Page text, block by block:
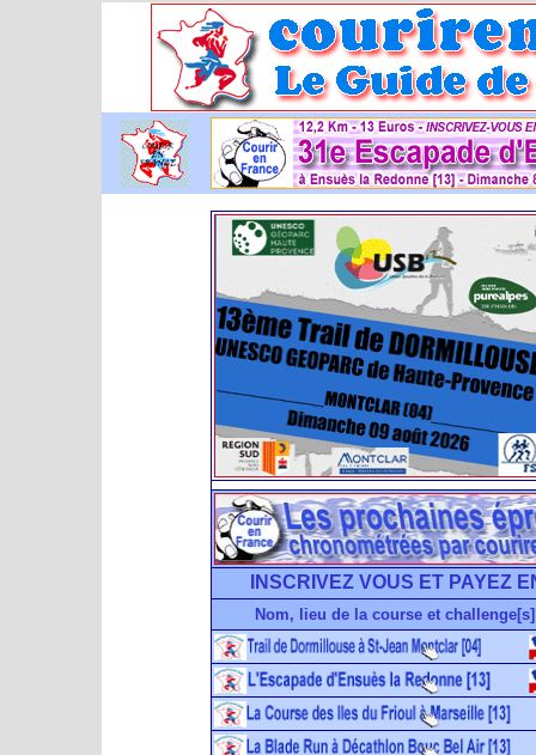
INSCRIVEZ VOUS ET PAYEZ
Nom, lieu de la course et challenge[s]